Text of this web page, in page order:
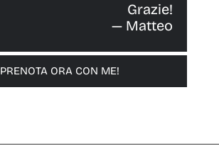
Grazie!
— Matteo
PRENOTA ORA CON ME!